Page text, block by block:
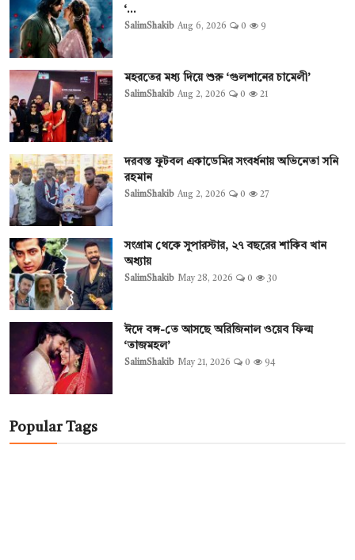
‘...
SalimShakib Aug 6, 2026 0 9
মহরতের মধ্য দিয়ে শুরু ‘গুলশানের চামেলী’
SalimShakib Aug 2, 2026 0 21
দরবস্ত ফুটবল একাডেমির সংবর্ধনায় অভিনেতা সনি
রহমান
SalimShakib Aug 2, 2026 0 27
সংগ্রাম থেকে সুপারস্টার, ২৭ বছরের শাকিব খান
অধ্যায়
SalimShakib May 28, 2026 0 30
ঈদে বঙ্গ-তে আসছে অরিজিনাল ওয়েব ফিল্ম
‘তাজমহল’
SalimShakib May 21, 2026 0 94
Popular Tags